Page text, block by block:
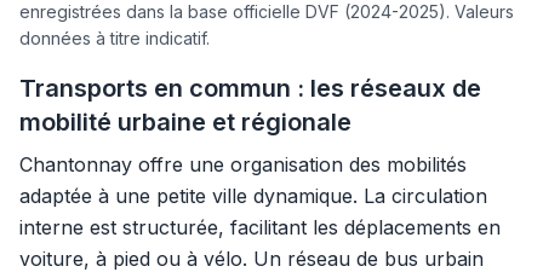
enregistrées dans la base officielle DVF (2024-2025). Valeurs
données à titre indicatif.
Transports en commun : les réseaux de
mobilité urbaine et régionale
Chantonnay offre une organisation des mobilités
adaptée à une petite ville dynamique. La circulation
interne est structurée, facilitant les déplacements en
voiture, à pied ou à vélo. Un réseau de bus urbain